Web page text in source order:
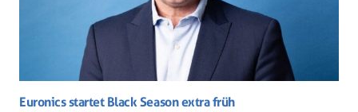
Euronics startet Black Season extra früh